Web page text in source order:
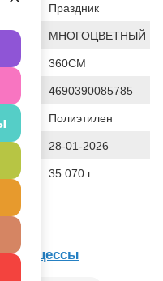
Праздник
МНОГОЦВЕТНЫЙ
360СМ
4690390085785
Полиэтилен
28-01-2026
35.070 г
Принцессы